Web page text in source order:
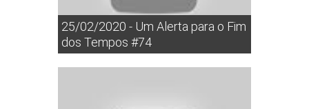
25/02/2020 - Um Alerta para o Fim
dos Tempos #74